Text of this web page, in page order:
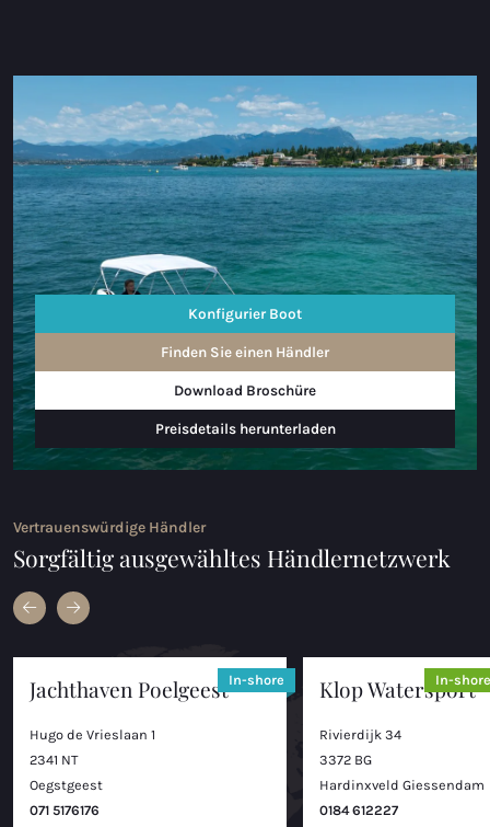
Konfigurier Boot
Finden Sie einen Händler
Download Broschüre
Preisdetails herunterladen
Vertrauenswürdige Händler
Sorgfältig ausgewähltes Händlernetzwerk
Jachthaven Poelgeest
Hugo de Vrieslaan 1
2341 NT
Oegstgeest
071 5176176
In-shore Klop Watersport
Rivierdijk 34
3372 BG
Hardinxveld Giessendam
0184 612227
In-